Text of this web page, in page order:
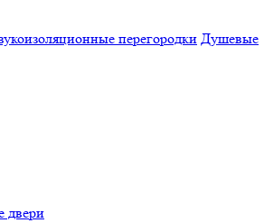
перегородки Душевые
двери